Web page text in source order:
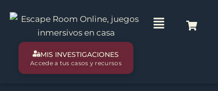
contenido
Main
MIS INVESTIGACIONES
Accede a tus casos y recursos